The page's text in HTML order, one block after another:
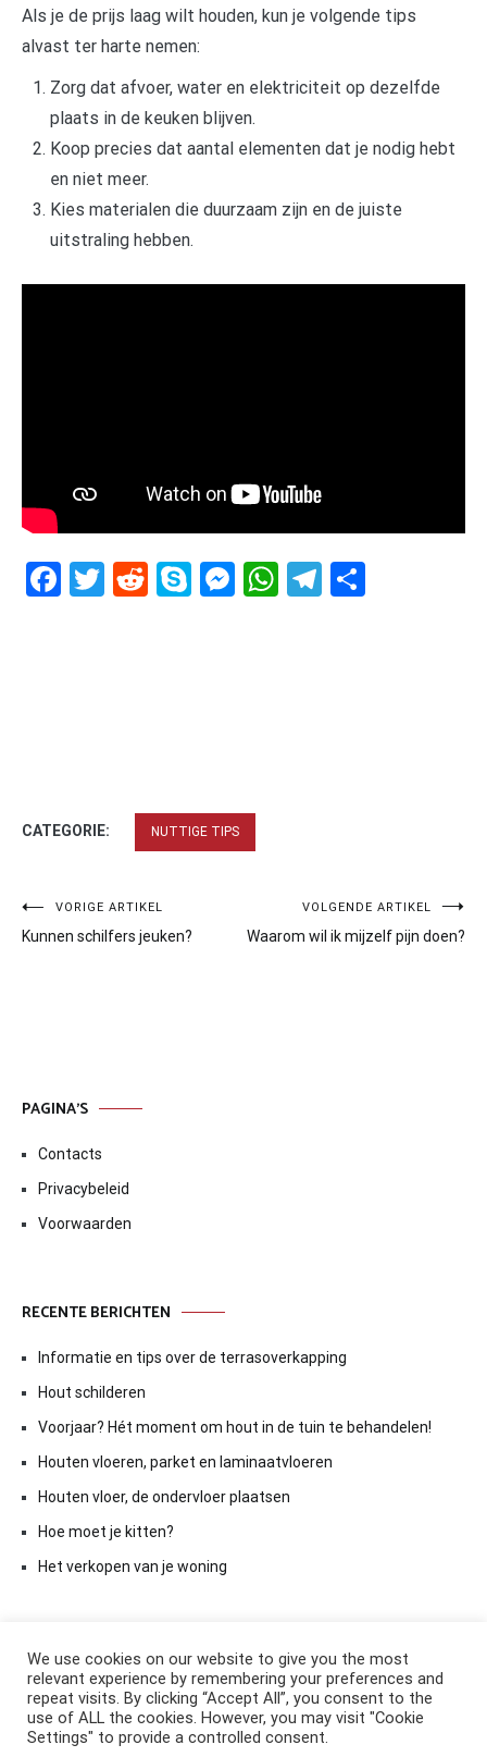
Als je de prijs laag wilt houden, kun je volgende tips
alvast ter harte nemen:
Zorg dat afvoer, water en elektriciteit op dezelfde
plaats in de keuken blijven.
Koop precies dat aantal elementen dat je nodig hebt
en niet meer.
Kies materialen die duurzaam zijn en de juiste
uitstraling hebben.
Facebook
Twitter
RedditSkypeMessenger
WhatsApp
Telegram
CATEGORIE: NUTTIGE TIPS
Bericht
navigatie
VORIGE ARTIKEL
Kunnen schilfers jeuken?
VOLGENDE ARTIKEL
Waarom wil ik mijzelf pijn doen?
PAGINA’S
Contacts
Privacybeleid
Voorwaarden
RECENTE BERICHTEN
Informatie en tips over de terrasoverkapping
Hout schilderen
Voorjaar? Hét moment om hout in de tuin te behandelen!
Houten vloeren, parket en laminaatvloeren
Houten vloer, de ondervloer plaatsen
Hoe moet je kitten?
Het verkopen van je woning
We use cookies on our website to give you the most
relevant experience by remembering your preferences and
repeat visits. By clicking “Accept All”, you consent to the
use of ALL the cookies. However, you may visit "Cookie
Settings" to provide a controlled consent.